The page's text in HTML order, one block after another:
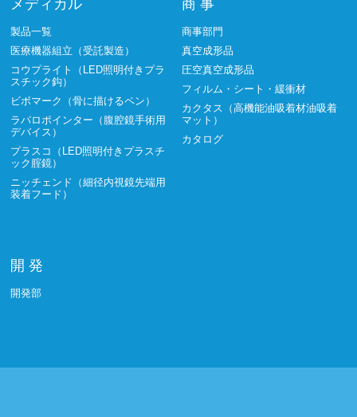
メディカル
製品一覧
医療機器組立（受託製造）
コウプライト（LED照明付きプラ
スチック鈎）
ビボマーク（骨に描けるペン）
ラパロポインター（腹腔鏡手術用
デバイス）
プラスコ（LED照明付きプラスチ
ック腟鏡）
ニッチェンド（細径内視鏡先端用
装着フード）
商 事
商事部門
真空成形品
圧空真空成形品
フィルム・シート・緩衝材
カクタス（高機能油吸着材油吸着
マット）
カタログ
開 発
開発部